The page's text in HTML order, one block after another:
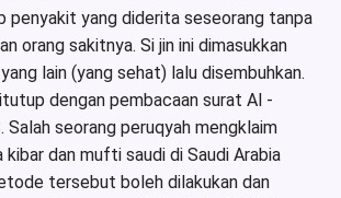
penyakit yang diderita seseorang tanpa
orang sakitnya. Si jin ini dimasukkan
lain (yang sehat) lalu disembuhkan.
dengan pembacaan surat Al -
Salah seorang peruqyah mengklaim
kibar dan mufti saudi di Saudi Arabia
tersebut boleh dilakukan dan